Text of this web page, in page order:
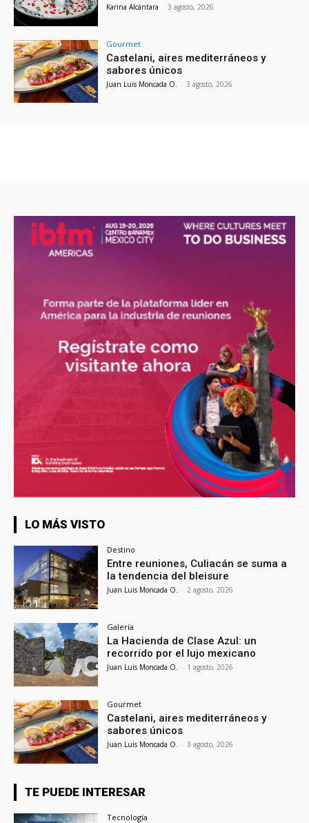
Karina Alcántara - 3 agosto, 2026
Gourmet
Castelani, aires mediterráneos y
sabores únicos
Juan Luis Moncada O. - 3 agosto, 2026
LO MÁS VISTO
Destino
Entre reuniones, Culiacán se suma a
la tendencia del bleisure
Juan Luis Moncada O. - 2 agosto, 2026
Galería
La Hacienda de Clase Azul: un
recorrido por el lujo mexicano
Juan Luis Moncada O. - 1 agosto, 2026
Gourmet
Castelani, aires mediterráneos y
sabores únicos
Juan Luis Moncada O. - 3 agosto, 2026
TE PUEDE INTERESAR
Tecnología